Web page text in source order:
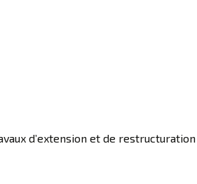
d’extension et de